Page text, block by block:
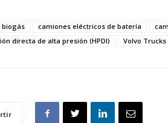
biogás camiones eléctricos de batería
directa de alta presión (HPDI) Volvo Trucks